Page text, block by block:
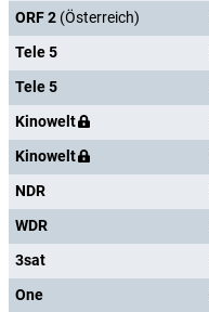
ORF 2 (Österreich)
Tele 5
Tele 5
Kinowelt
Kinowelt
NDR
WDR
3sat
One